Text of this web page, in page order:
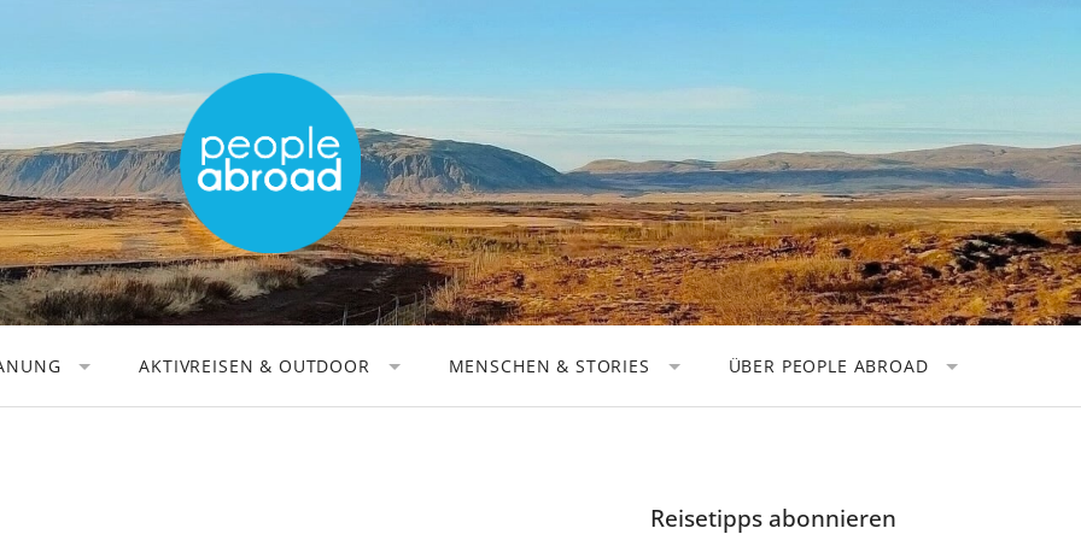
AKTIVREISEN & OUTDOOR MENSCHEN & STORIES ÜBER PEOPLE ABROAD
Reisetipps abonnieren